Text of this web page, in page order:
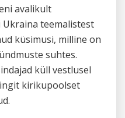
avalikult
teemalistest
küsimusi, milline on
suhtes.
küll vestlusel
kirikupoolset